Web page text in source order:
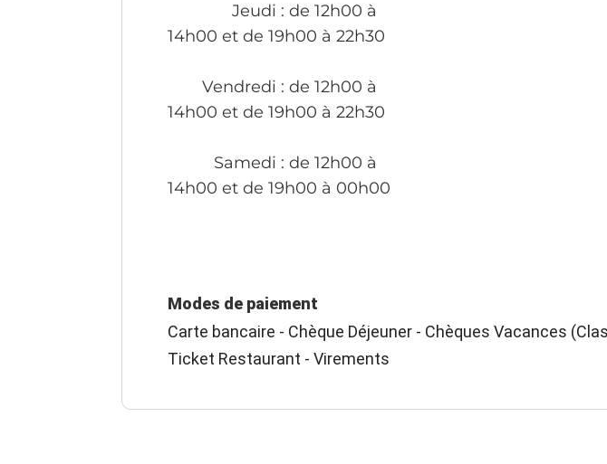
Jeudi : de 12h00 à
14h00 et de 19h00 à 22h30
Vendredi : de 12h00 à
14h00 et de 19h00 à 22h30
Samedi : de 12h00 à
14h00 et de 19h00 à 00h00
Modes de paiement
Carte bancaire - Chèque Déjeuner - Chèques Vacances
Ticket Restaurant - Virements